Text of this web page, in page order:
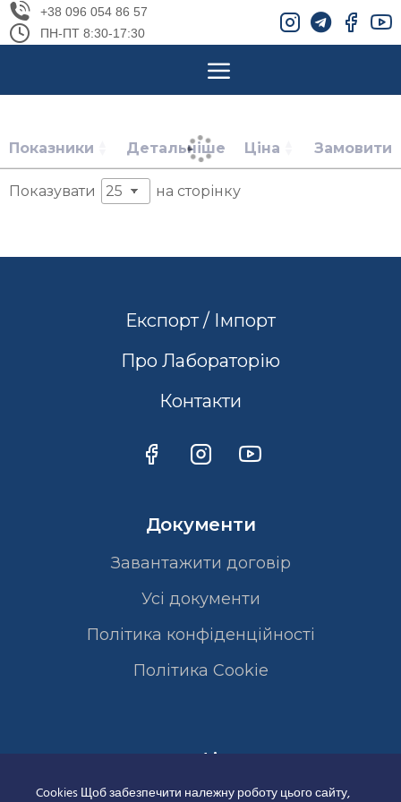
+38 096 054 86 57
ПН-ПТ 8:30-17:30
Показники Детальніше Ціна Замовити
Показувати на сторінку
Експорт / Імпорт
Про Лабораторію
Контакти
Документи
Завантажити договір
Усі документи
Політика конфіденційності
Полiтика Cookie
Сертифікати
Cookies Щоб забезпечити належну роботу цього сайту,